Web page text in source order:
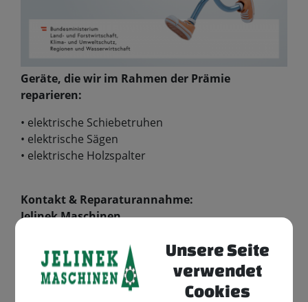
Geräte, die wir im Rahmen der Prämie
reparieren:
• elektrische Schiebetruhen
• elektrische Sägen
• elektrische Holzspalter
Kontakt & Reparaturannahme:
Jelinek Maschinen
+43 7448 26027
verkauf@jelinek-maschinen.at
www.jelinek-maschinen.at
Unsere Seite
verwendet
Cookies